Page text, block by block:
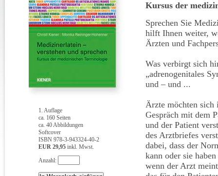
1. Auflage
ca. 160 Seiten
ca. 40 Abbildungen
Softcover
ISBN 978-3-943324-40-2
EUR 29,95inkl. Mwst.
Anzahl:
Kursus der
Sprechen Sie
hilft Ihnen weiter,
Ärzten und
Was verbirgt sich
„adrenogenitales
und – und ...
Ärzte möchten sich
Gespräch mit dem
und der Patient
des Arztbriefes
dabei, dass der
kann oder sie
wenn der Arzt